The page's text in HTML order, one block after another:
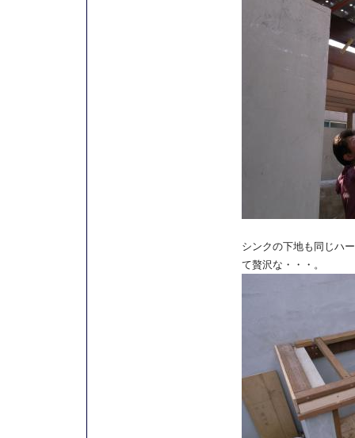
シンクの下地も同じハ
て贅沢な・・・。